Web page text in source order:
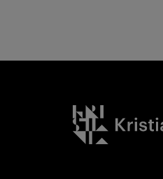
Kristiania logo